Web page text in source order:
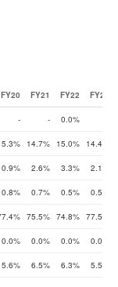
FY20 FY21 FY22 FY23
- - 0.0%
14.7% 15.0% 14.4%
0.9% 2.6% 3.3% 2.1%
0.8% 0.7% 0.5% 0.5%
75.5% 74.8% 77.5%
0.0% 0.0% 0.0% 0.0%
5.6% 6.5% 6.3% 5.5%